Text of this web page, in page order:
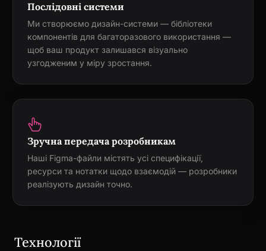
Послідовні системи
Ми створюємо дизайн-системи — бібліотеки
компонентів для багаторазового використання —
щоб ваш продукт залишався візуально
узгодженим у міру зростання.
Зручна передача розробникам
Наші Figma-файли містять усі специфікації,
ресурси та нотатки щодо взаємодій — розробники
реалізують дизайн точно.
Технології